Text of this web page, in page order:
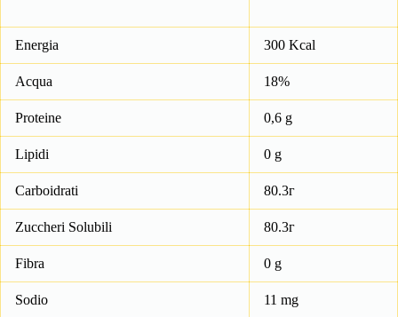
Energia 300 Kcal
Acqua 18%
Proteine 0,6 g
Lipidi 0 g
Carboidrati 80.3г
Zuccheri Solubili 80.3г
Fibra 0 g
Sodio 11 mg